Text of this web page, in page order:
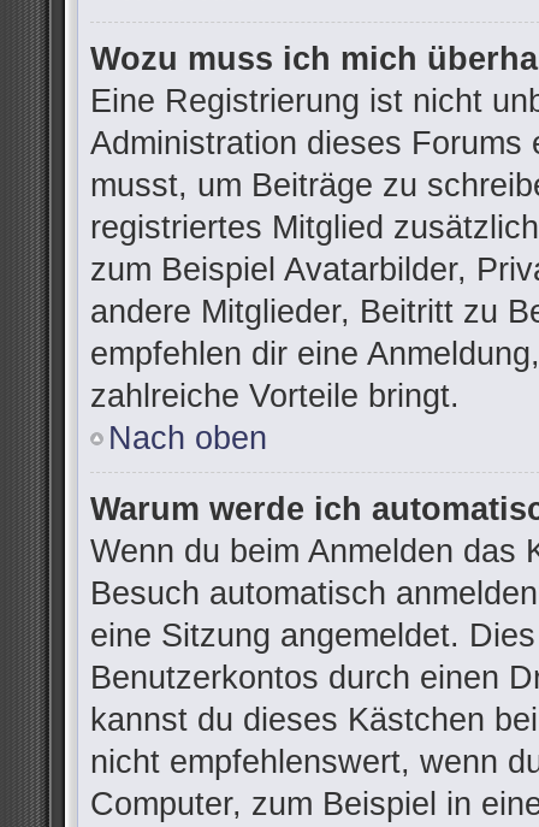
Wozu muss ich mich
Eine Registrierung ist nicht
Administration dieses
musst, um Beiträge zu
registriertes Mitglied
zum Beispiel Avatarbilder,
andere Mitglieder, Beitritt zu
empfehlen dir eine
zahlreiche Vorteile bringt.
Nach oben
Warum werde ich
Wenn du beim Anmelden das
Besuch automatisch
eine Sitzung angemeldet.
Benutzerkontos durch einen
kannst du dieses Kästchen
nicht empfehlenswert, wenn
Computer, zum Beispiel in